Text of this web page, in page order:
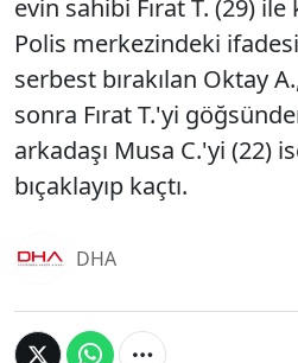
evin sahibi Fırat T. (29) ile
Polis merkezindeki
serbest bırakılan Oktay
sonra Fırat T.'yi
arkadaşı Musa C.'yi (22)
bıçaklayıp kaçtı.
DHA